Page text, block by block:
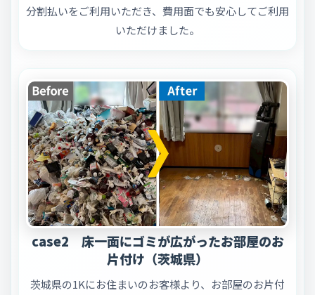
分割払いをご利用いただき、費用面でも安心してご利用
いただけました。
case2 床一面にゴミが広がったお部屋のお
片付け（茨城県）
茨城県の1Kにお住まいのお客様より、お部屋のお片付